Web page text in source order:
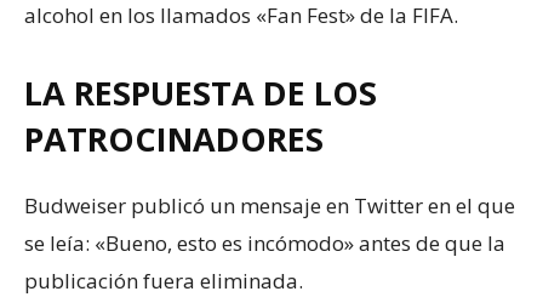
alcohol en los llamados «Fan Fest» de la FIFA.
LA RESPUESTA DE LOS
PATROCINADORES
Budweiser publicó un mensaje en Twitter en el que
se leía: «Bueno, esto es incómodo» antes de que la
publicación fuera eliminada.